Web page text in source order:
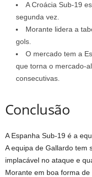
A Croácia Sub-19
segunda vez.
Morante lidera a
gols.
O mercado tem a
que torna o mercado-
consecutivas.
Conclusão
A Espanha Sub-19 é a
A equipa de Gallardo tem
implacável no ataque e
Morante em boa forma